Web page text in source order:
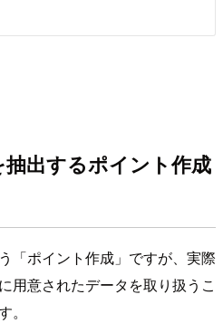
出するポイント作成
「ポイント作成」ですが、実際
用意されたデータを取り扱うこ